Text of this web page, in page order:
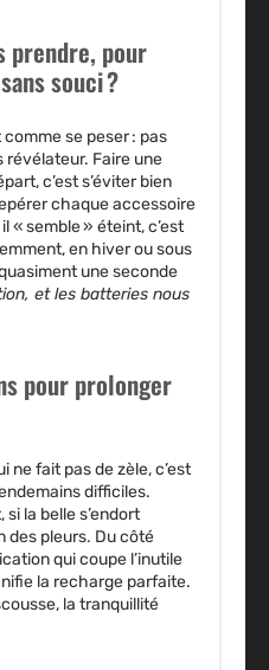
prendre, pour
souci ?
se peser : pas
Faire une
c’est s’éviter bien
chaque accessoire
« semble » éteint, c’est
en hiver ou sous
une seconde
et les batteries nous
pour prolonger
ne fait pas de zèle, c’est
difficiles.
la belle s’endort
des pleurs. Du côté
qui coupe l’inutile
la recharge parfaite.
la tranquillité